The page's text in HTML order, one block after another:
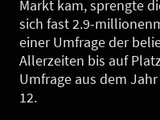
Markt kam, sprengte
sich fast 2.9-
einer Umfrage der
Allerzeiten bis auf
Umfrage aus dem
12.